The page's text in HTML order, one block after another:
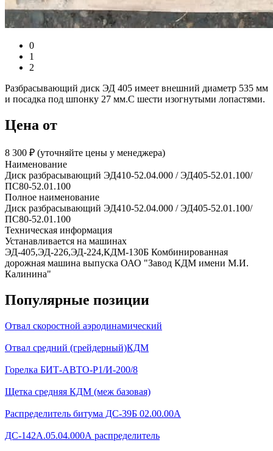
0
1
2
Разбрасывающий диск ЭД 405 имеет внешний диаметр 535 мм
и посадка под шпонку 27 мм.С шести изогнутыми лопастями.
Цена от
8 300 ₽︁ (уточняйте цены у менеджера)
Наименование
Диск разбрасывающий ЭД410-52.04.000 / ЭД405-52.01.100/
ПС80-52.01.100
Полное наименование
Диск разбрасывающий ЭД410-52.04.000 / ЭД405-52.01.100/
ПС80-52.01.100
Техническая информация
Устанавливается на машинах
ЭД-405,ЭД-226,ЭД-224,КДМ-130Б Комбинированная
дорожная машина выпуска ОАО "Завод КДМ имени М.И.
Калинина"
Популярные позиции
Отвал скоростной аэродинамический
Отвал средний (грейдерный)КДМ
Горелка БИТ-АВТО-Р1/И-200/8
Щетка средняя КДМ (меж базовая)
Распределитель битума ДС-39Б 02.00.00А
ДС-142А.05.04.000А распределитель